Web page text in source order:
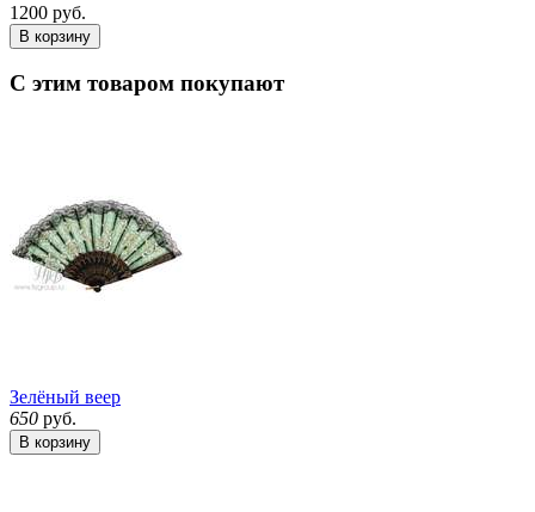
1200 руб.
В корзину
С этим товаром покупают
Зелёный веер
650 руб.
В корзину